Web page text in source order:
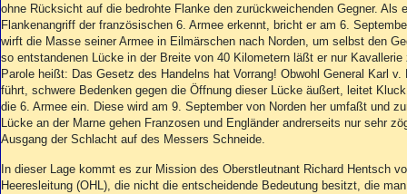
ohne Rücksicht auf die bedrohte Flanke den zurückweichenden Gegner. Als
Flankenangriff der französischen 6. Armee erkennt, bricht er am 6.
wirft die Masse seiner Armee in Eilmärschen nach Norden, um selbst den
so entstandenen Lücke in der Breite von 40 Kilometern läßt er nur
Parole heißt: Das Gesetz des Handelns hat Vorrang! Obwohl General Karl v.
führt, schwere Bedenken gegen die Öffnung dieser Lücke äußert, leitet
die 6. Armee ein. Diese wird am 9. September von Norden her umfaßt und
Lücke an der Marne gehen Franzosen und Engländer andrerseits nur sehr
Ausgang der Schlacht auf des Messers Schneide.
In dieser Lage kommt es zur Mission des Oberstleutnant Richard Hentsch
Heeresleitung (OHL), die nicht die entscheidende Bedeutung besitzt, die